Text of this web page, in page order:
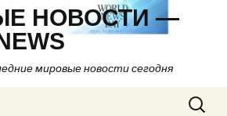
НОВОСТИ —
мировые новости сегодня
Найти: